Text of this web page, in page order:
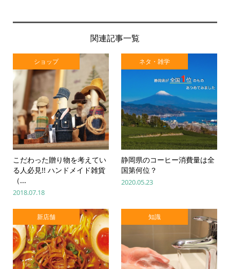
関連記事一覧
ショップ
こだわった贈り物を考えてい
る人必見!! ハンドメイド雑貨
（...
2018.07.18
ネタ・雑学
静岡県のコーヒー消費量は全
国第何位？
2020.05.23
新店舗 知識